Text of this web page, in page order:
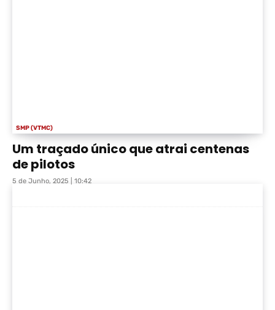
SMP (VTMC)
Um traçado único que atrai centenas
de pilotos
5 de Junho, 2025 | 10:42